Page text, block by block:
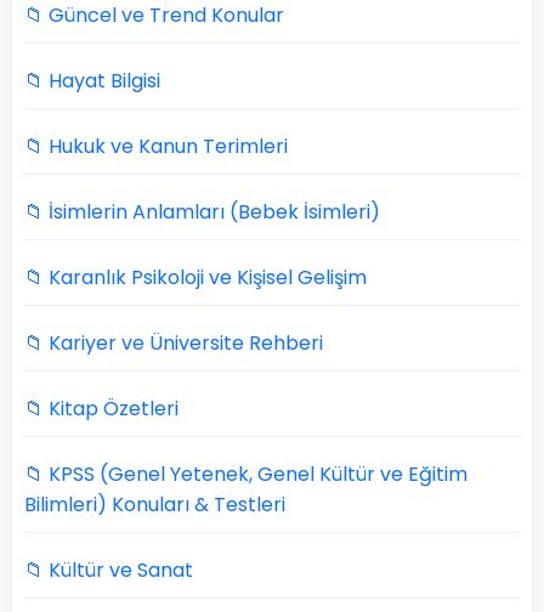
📁 Güncel ve Trend Konular
📁 Hayat Bilgisi
📁 Hukuk ve Kanun Terimleri
📁 İsimlerin Anlamları (Bebek İsimleri)
📁 Karanlık Psikoloji ve Kişisel Gelişim
📁 Kariyer ve Üniversite Rehberi
📁 Kitap Özetleri
📁 KPSS (Genel Yetenek, Genel Kültür ve Eğitim
Bilimleri) Konuları & Testleri
📁 Kültür ve Sanat